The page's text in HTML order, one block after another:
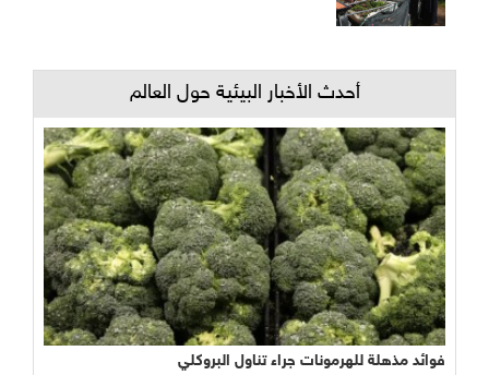
أحدث الأخبار البيئية حول العالم
فوائد مذهلة للهرمونات جراء تناول البروكلي